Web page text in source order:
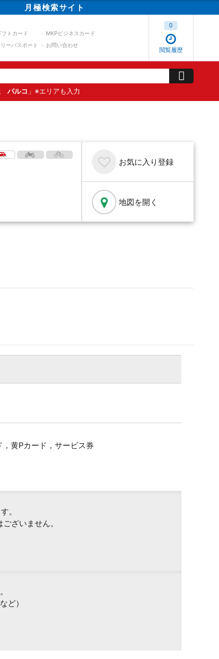
月極検索サイト
フトカード
MKPビジネスカード
ーパスポート
お問い合わせ
閲覧履歴
0
パルコ 」※エリアも入力
お気に入り 登録
地図を開く
黄Pカード，サービス券
。
ざいません。
ど）